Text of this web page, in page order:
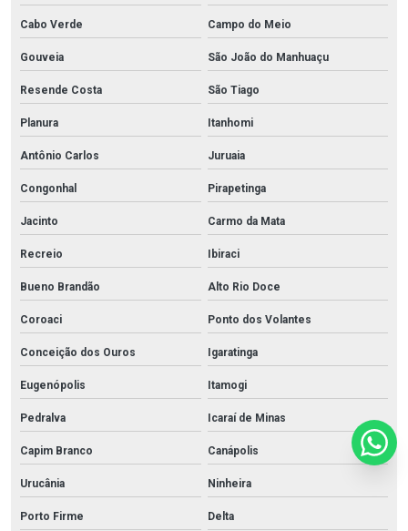
Cabo Verde Campo do Meio
Gouveia São João do Manhuaçu
Resende Costa São Tiago
Planura Itanhomi
Antônio Carlos Juruaia
Congonhal Pirapetinga
Jacinto Carmo da Mata
Recreio Ibiraci
Bueno Brandão Alto Rio Doce
Coroaci Ponto dos Volantes
Conceição dos Ouros Igaratinga
Eugenópolis Itamogi
Pedralva Icaraí de Minas
Capim Branco Canápolis
Urucânia Ninheira
Porto Firme Delta